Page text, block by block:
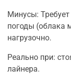
Минусы: Требует
погоды (облака
нагрузочно.
Реально при:
лайнера.